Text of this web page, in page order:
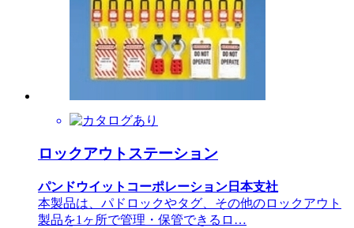
ロックアウトステーション
パンドウイットコーポレーション日本支社
本製品は、パドロックやタグ、その他のロックアウト
製品を1ヶ所で管理・保管できるロ…